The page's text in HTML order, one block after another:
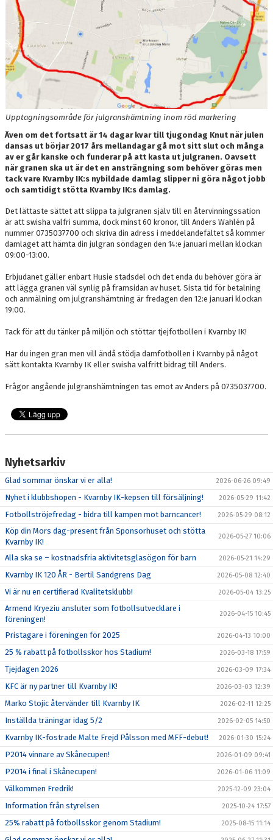
Upptagningsområde för julgranshämtning inom röd markering
Även om det fortsatt är 14 dagar kvar till tjugondag Knut när julen
dansas ut börjar 2017 års mellandagar gå mot sitt slut och många
av er går kanske och funderar på att kasta ut julgranen. Oavsett
när granen ska ut är det en ansträngning som behöver göras men
tack vare Kvarnby IK:s nybildade damlag slipper ni göra något jobb
och samtidigt stötta Kvarnby IK:s damlag.
Det lättaste sättet att slippa ta julgranen själv till en återvinningssation
är att swisha valfri summa, dock minst 60 kronor, till Anders Wahlén på
nummer 0735037700 och skriva din adress i meddelandefältet så kommer
damlaget att hämta din julgran söndagen den 14:e januari mellan klockan
09:00-13:00.
Erbjudanet gäller enbart Husie stadsdel och det enda du behöver göra är
att lägga granen väl synlig på framsidan av huset. Sista tid för betalning
och anmälning om julgranshämtning är fredagen den 12:e januari klockan
19:00.
Tack för att du tänker på miljön och stöttar tjejfotbollen i Kvarnby IK!
Har du ingen gran men vill ändå stödja damfotbollen i Kvarnby på något
sätt kontakta Kvarnby IK eller swisha valfritt bidrag till Anders.
Frågor angående julgranshämtningen tas emot av Anders på 0735037700.
Nyhetsarkiv
Glad sommar önskar vi er alla! 2026-06-26 09:49
Nyhet i klubbshopen - Kvarnby IK-kepsen till försäljning! 2026-05-29 11:42
Fotbollströjefredag - bidra till kampen mot barncancer! 2026-05-29 08:12
Köp din Mors dag-present från Sponsorhuset och stötta
Kvarnby IK!
2026-05-27 10:06
Alla ska se – kostnadsfria aktivitetsglasögon för barn 2026-05-21 14:29
Kvarnby IK 120 ÅR - Bertil Sandgrens Dag 2026-05-08 12:40
Vi är nu en certifierad Kvalitetsklubb! 2026-05-04 13:25
Armend Kryeziu ansluter som fotbollsutvecklare i
föreningen!
2026-04-15 10:45
Pristagare i föreningen för 2025 2026-04-13 10:00
25 % rabatt på fotbollsskor hos Stadium! 2026-03-18 17:59
Tjejdagen 2026 2026-03-09 17:34
KFC är ny partner till Kvarnby IK! 2026-03-03 12:39
Marko Stojic återvänder till Kvarnby IK 2026-02-11 12:25
Inställda träningar idag 5/2 2026-02-05 14:50
Kvarnby IK-fostrade Malte Frejd Pålsson med MFF-debut! 2026-01-30 15:24
P2014 vinnare av Skånecupen! 2026-01-09 09:41
P2014 i final i Skånecupen! 2026-01-06 11:09
Välkommen Fredrik! 2025-12-09 23:04
Information från styrelsen 2025-10-24 17:57
25% rabatt på fotbollsskor genom Stadium! 2025-08-15 11:14